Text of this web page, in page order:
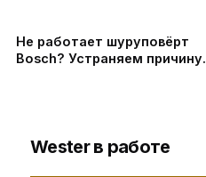
Не работает шуруповёрт
Bosch? Устраняем причину.
Wester в работе